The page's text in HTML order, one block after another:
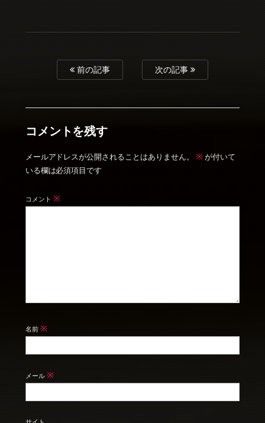
前の記事 次の記事
コメントを残す
メールアドレスが公開されることはありません。 ※ が付いて
いる欄は必須項目です
コメント ※
名前 ※
メール ※